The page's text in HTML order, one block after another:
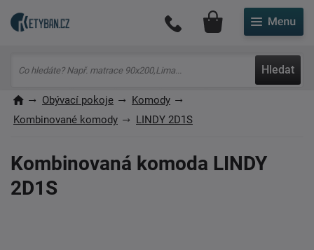
Hledat
Můj účet
Obývací pokoje
Komody
Kombinované komody
LINDY 2D1S
Kombinovaná komoda LINDY
2D1S